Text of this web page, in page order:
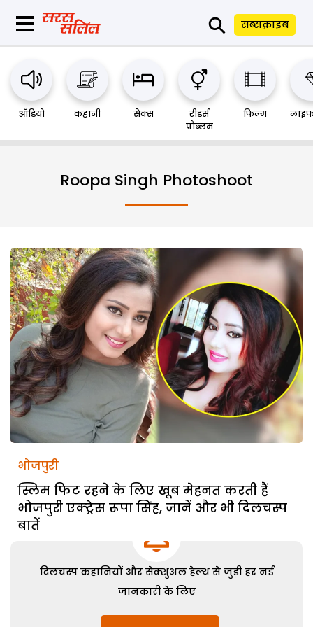
⚲ सब्सक्राइब
ऑडियो कहानी सेक्स
रीडर्स
प्रौब्लम
फिल्म
Roopa Singh Photoshoot
भोजपुरी
स्लिम फिट रहने के लिए खूब मेहनत करती हैं
भोजपुरी एक्ट्रेस रूपा सिंह, जानें और भी दिलचस्प
बातें
दिलचस्प कहानियों और सेक्शुअल हेल्थ से जुड़ी हर नई
जानकारी के लिए